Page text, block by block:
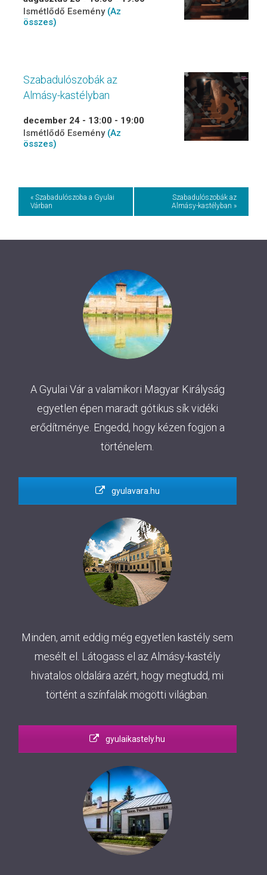
Ismétlődő Esemény (Az
összes)
Szabadulószobák az
Almásy-kastélyban
december 24 - 13:00 - 19:00
Ismétlődő Esemény (Az
összes)
Event
Navigation
« Szabadulószoba a Gyulai
Várban
Szabadulószobák az
Almásy-kastélyban »
A Gyulai Vár a valamikori Magyar Királyság
egyetlen épen maradt gótikus sík vidéki
erődítménye. Engedd, hogy kézen fogjon a
történelem.
gyulavara.hu
Minden, amit eddig még egyetlen kastély sem
mesélt el. Látogass el az Almásy-kastély
hivatalos oldalára azért, hogy megtudd, mi
történt a színfalak mögötti világban.
gyulaikastely.hu